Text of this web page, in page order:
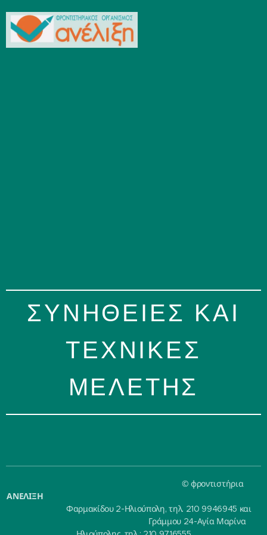
ΣΥΝΗΘΕΙΕΣ ΚΑΙ
ΤΕΧΝΙΚΕΣ
ΜΕΛΕΤΗΣ
© φροντιστήρια
ΑΝΕΛΙΞΗ
Φαρμακίδου 2-Ηλιούπολη, τηλ. 210 9946945 και
Γράμμου 24-Αγία Μαρίνα